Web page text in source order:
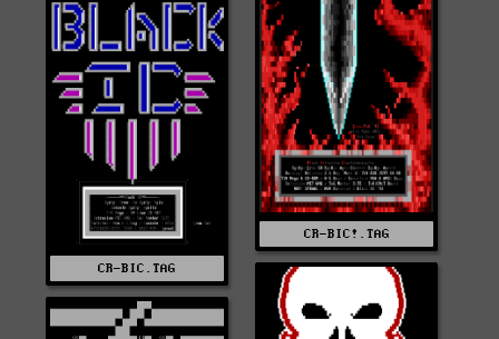
CR-BIC!.TAG
CR-BIC.TAG